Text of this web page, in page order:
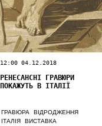
12:00 04.12.2018
РЕНЕСАНСНІ ГРАВЮРИ
ПОКАЖУТЬ В ІТАЛІЇ
ГРАВЮРА
ВІДРОДЖЕННЯ
ІТАЛІЯ
ВИСТАВКА